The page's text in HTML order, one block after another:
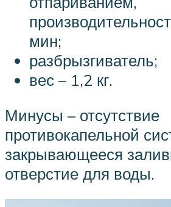
мин;
разбрызгиватель;
вес – 1,2 кг.
Минусы – отсутствие
противокапельной
закрывающееся
отверстие для воды.